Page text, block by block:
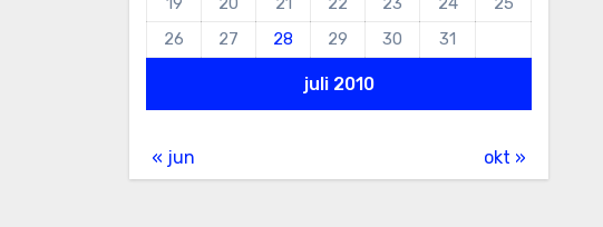
juli 2010
26
27 28 29 30 31
« jun okt »